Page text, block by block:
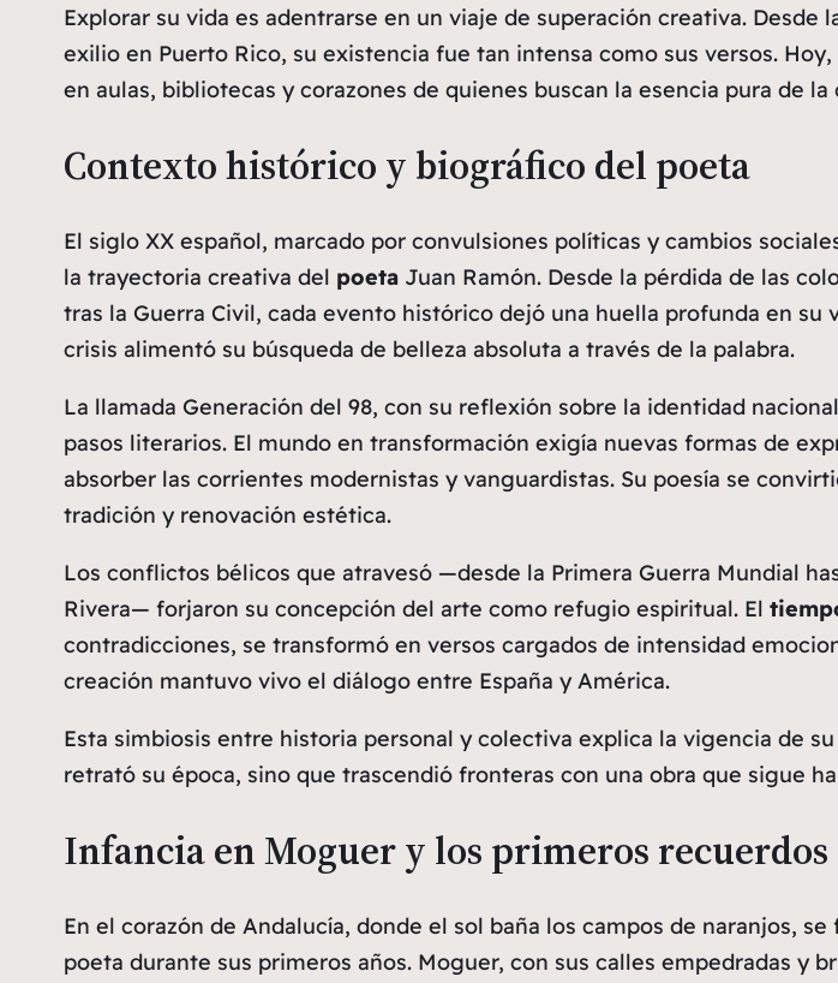
Explorar su vida es adentrarse en un viaje de superación creativa. Desde
exilio en Puerto Rico, su existencia fue tan intensa como sus versos.
en aulas, bibliotecas y corazones de quienes buscan la esencia pura de
Contexto histórico y biográfico del poeta
El siglo XX español, marcado por convulsiones políticas y cambios
la trayectoria creativa del poetaJuan Ramón. Desde la pérdida de las
tras la Guerra Civil, cada evento histórico dejó una huella profunda en su
crisis alimentó su búsqueda de belleza absoluta a través de la palabra.
La llamada Generación del 98, con su reflexión sobre la identidad
pasos literarios. El mundoen transformación exigía nuevas formas de
absorber las corrientes modernistas y vanguardistas. Su poesía se
tradición y renovación estética.
Los conflictos bélicos que atravesó —desde la Primera Guerra Mundial
Rivera— forjaron su concepción del arte como refugio espiritual. El
contradicciones, se transformó en versos cargados de intensidad
creación mantuvo vivo el diálogo entre España y América.
Esta simbiosis entre historia personal y colectiva explica la vigencia de su
retrató su época, sino que trascendió fronteras con una obra que sigue
Infancia en Moguer y los primeros recuerdos
En el corazón de Andalucía, donde el sol baña los campos de naranjos,
poeta durante sus primeros años. Moguer, con sus calles empedradas y